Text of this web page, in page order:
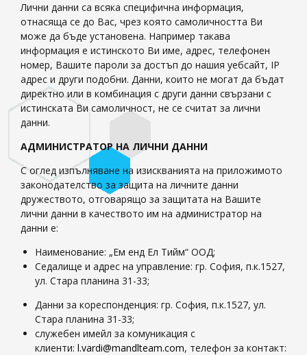
Лични данни са всяка специфична информация,
отнасяща се до Вас, чрез която самоличността Ви
може да бъде установена. Например такава
информация е истинското Ви име, адрес, телефонен
номер, Вашите пароли за достъп до нашия уебсайт, IP
адрес и други подобни. Данни, които не могат да бъдат
директно или в комбинация с други данни свързани с
истинската Ви самоличност, не се считат за лични
данни.
АДМИНИСТРАТОР НА ЛИЧНИ ДАННИ
С оглед изпълняване на изискванията на приложимото
законодателство за защита на личните данни
дружеството, отговарящо за защитата на Вашите
лични данни в качеството им на администратор на
данни е:
Наименование: „Ем енд Ел Тийм“ ООД;
Седалище и адрес на управление: гр. София, п.к.1527,
ул. Стара планина 31-33;
Данни за кореспонденция: гр. София, п.к.1527, ул.
Стара планина 31-33;
служебен имейл за комуникация с
клиенти: l.vardi@mandlteam.com, телефон за контакт: